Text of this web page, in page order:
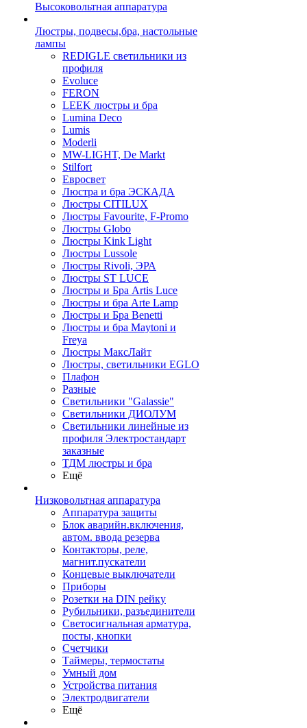
Высоковольтная аппаратура
Люстры, подвесы,бра, настольные
лампы
REDIGLE светильники из
профиля
Evoluce
FERON
LEEK люстры и бра
Lumina Deco
Lumis
Moderli
MW-LIGHT, De Markt
Stilfort
Евросвет
Люстра и бра ЭСКАДА
Люстры CITILUX
Люстры Favourite, F-Promo
Люстры Globo
Люстры Kink Light
Люстры Lussole
Люстры Rivoli, ЭРА
Люстры ST LUCE
Люстры и Бра Artis Luce
Люстры и бра Arte Lamp
Люстры и Бра Benetti
Люстры и бра Maytoni и
Freya
Люстры МаксЛайт
Люстры, светильники EGLO
Плафон
Разные
Светильники "Galassie"
Светильники ДИОЛУМ
Светильники линейные из
профиля Электростандарт
заказные
ТДМ люстры и бра
Ещё
Низковольтная аппаратура
Аппаратура защиты
Блок аварийн.включения,
автом. ввода резерва
Контакторы, реле,
магнит.пускатели
Концевые выключатели
Приборы
Розетки на DIN рейку
Рубильники, разъединители
Светосигнальная арматура,
посты, кнопки
Счетчики
Таймеры, термостаты
Умный дом
Устройства питания
Электродвигатели
Ещё